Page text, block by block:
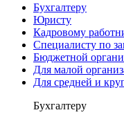
Бухгалтеру
Юристу
Кадровому
Специалисту по
Бюджетной
Для малой
Для средней и
Бухгалтеру